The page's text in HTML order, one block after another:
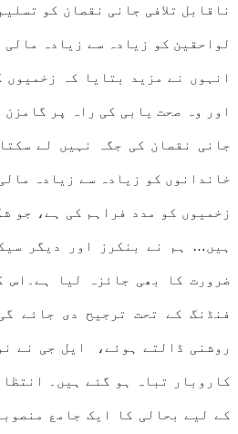
ناقابل تلافی جانی نقصان کو
لواحقین کو زیادہ سے زیادہ مالی
انہوں نے مزید بتایا کہ زخمیوں
اور وہ صحت یابی کی راہ پر گامزن
جانی نقصان کی جگہ نہیں لے
خاندانوں کو زیادہ سے زیادہ
زخمیوں کو مدد فراہم کی ہے، جو
ہیں… ہم نے بنکرز اور دیگر
ضرورت کا بھی جائزہ لیا ہے۔اس
فنڈنگ کے تحت ترجیح دی جائے
روشنی ڈالتے ہوئے، ایل جی نے
کاروبار تباہ ہو گئے ہیں۔
کے لیے بحالی کا ایک جامع